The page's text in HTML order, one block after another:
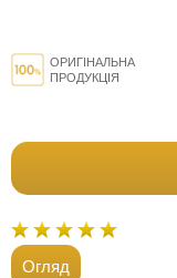
ОРИГІНАЛЬНА
ПРОДУКЦІЯ
Огляд